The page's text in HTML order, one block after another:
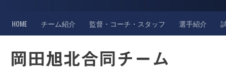
HOME チーム紹介 監督・コーチ・スタッフ 選手紹介
岡田旭北合同チーム